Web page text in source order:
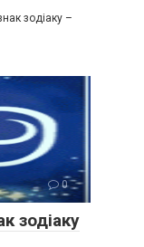
зодіаку –
0
зодіаку